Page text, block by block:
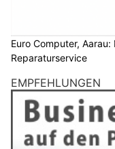
Euro Computer,
Reparaturservice
EMPFEHLUNGEN